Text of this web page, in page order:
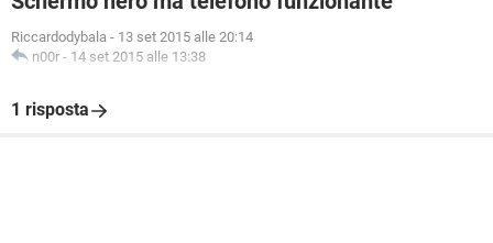
Riccardodybala - 13 set 2015 alle 20:14
n00r - 14 set 2015 alle 13:38
1 risposta